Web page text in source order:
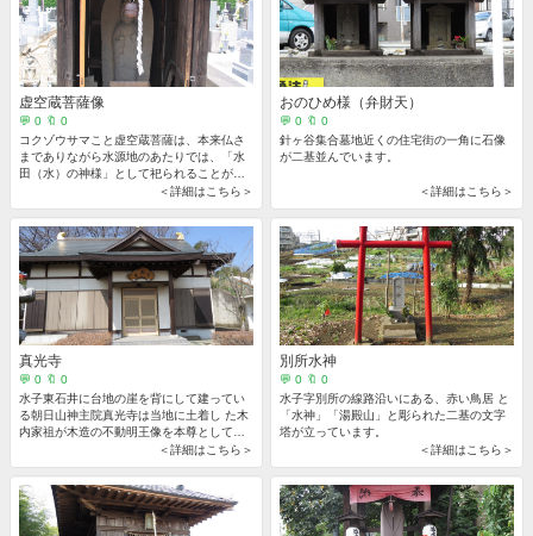
虚空蔵菩薩像
💬 0 🔖 0
コクゾウサマこと虚空蔵菩薩は、本来仏さ
までありながら水源地のあたりでは、「水
田（水）の神様」として祀られることが多
く、従って祀られているところは、殆ど池
などのほとりです。
＜詳細はこちら＞
おのひめ様（弁財天）
💬 0 🔖 0
針ヶ谷集合墓地近くの住宅街の一角に石像
が二基並んでいます。
＜詳細はこちら＞
真光寺
💬 0 🔖 0
水子東石井に台地の崖を背にして建ってい
る朝日山神主院真光寺は当地に土着し た木
内家祖が木造の不動明王像を本尊として一
堂を建立したといわれています。＜詳細はこちら＞
別所水神
💬 0 🔖 0
水子字別所の線路沿いにある、赤い鳥居 と
「水神」「湯殿山」と彫られた二基の文字
塔が立っています。
＜詳細はこちら＞